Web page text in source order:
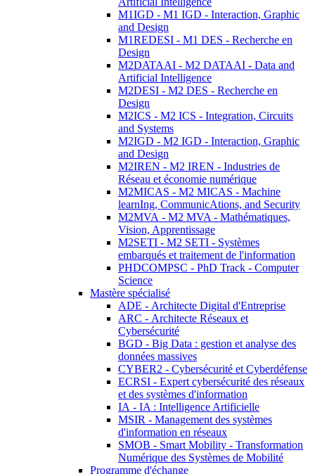
M1IGD - M1 IGD - Interaction, Graphic
and Design
M1REDESI - M1 DES - Recherche en
Design
M2DATAAI - M2 DATAAI - Data and
Artificial Intelligence
M2DESI - M2 DES - Recherche en
Design
M2ICS - M2 ICS - Integration, Circuits
and Systems
M2IGD - M2 IGD - Interaction, Graphic
and Design
M2IREN - M2 IREN - Industries de
Réseau et économie numérique
M2MICAS - M2 MICAS - Machine
learnIng, CommunicAtions, and Security
M2MVA - M2 MVA - Mathématiques,
Vision, Apprentissage
M2SETI - M2 SETI - Systèmes
embarqués et traitement de l'information
PHDCOMPSC - PhD Track - Computer
Science
Mastère spécialisé
ADE - Architecte Digital d'Entreprise
ARC - Architecte Réseaux et
Cybersécurité
BGD - Big Data : gestion et analyse des
données massives
CYBER2 - Cybersécurité et Cyberdéfense
ECRSI - Expert cybersécurité des réseaux
et des systèmes d'information
IA - IA : Intelligence Artificielle
MSIR - Management des systèmes
d'information en réseaux
SMOB - Smart Mobility - Transformation
Numérique des Systèmes de Mobilité
Programme d'échange